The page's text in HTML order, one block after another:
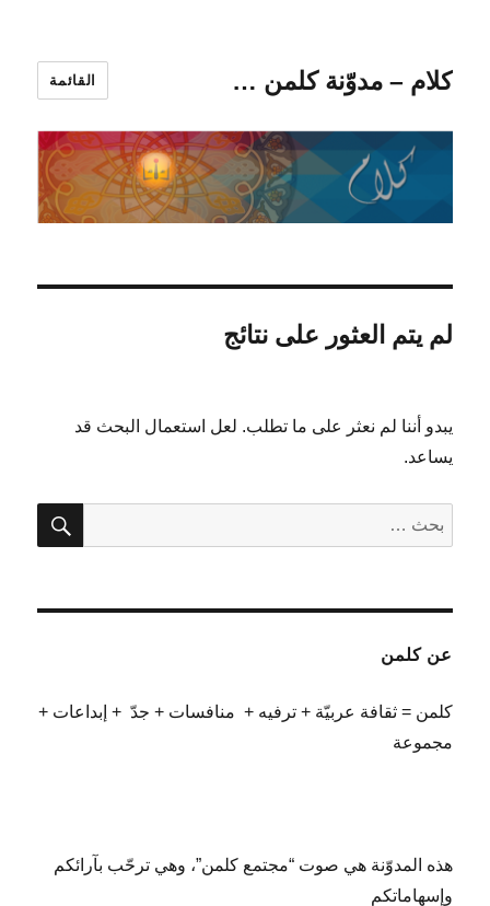
كلام – مدوّنة كلمن … القائمة
لم يتم العثور على نتائج
يبدو أننا لم نعثر على ما تطلب. لعل استعمال البحث قد
يساعد.
عن:
بحث
عن كلمن
كلمن = ثقافة عربيّة + ترفيه + منافسات + جدّ + إبداعات +
مجموعة
هذه المدوّنة هي صوت “مجتمع كلمن”، وهي ترحّب بآرائكم
وإسهاماتكم